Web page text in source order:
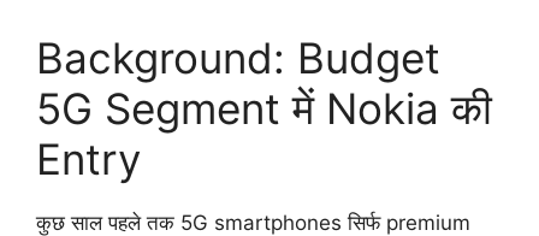
Background: Budget
5G Segment में Nokia की
Entry
कुछ साल पहले तक 5G smartphones सिर्फ premium